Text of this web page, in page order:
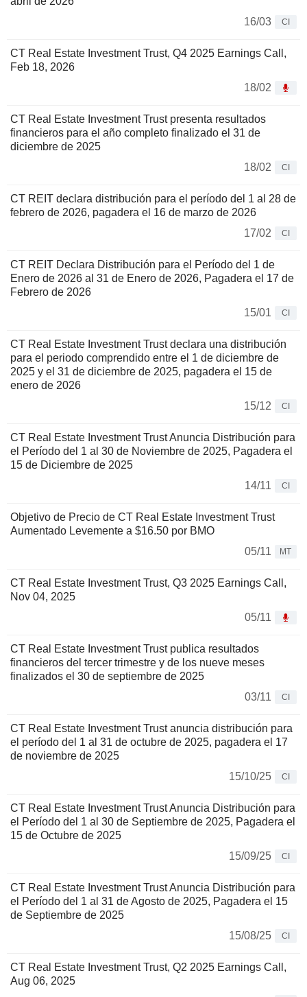
16/03
CI
CT Real Estate Investment Trust, Q4 2025 Earnings Call,
Feb 18, 2026
18/02
CT Real Estate Investment Trust presenta resultados
financieros para el año completo finalizado el 31 de
diciembre de 2025
18/02
CI
CT REIT declara distribución para el período del 1 al 28 de
febrero de 2026, pagadera el 16 de marzo de 2026
17/02
CI
CT REIT Declara Distribución para el Período del 1 de
Enero de 2026 al 31 de Enero de 2026, Pagadera el 17 de
Febrero de 2026
15/01
CI
CT Real Estate Investment Trust declara una distribución
para el periodo comprendido entre el 1 de diciembre de
2025 y el 31 de diciembre de 2025, pagadera el 15 de
enero de 2026
15/12
CI
CT Real Estate Investment Trust Anuncia Distribución para
el Período del 1 al 30 de Noviembre de 2025, Pagadera el
15 de Diciembre de 2025
14/11
CI
Objetivo de Precio de CT Real Estate Investment Trust
Aumentado Levemente a $16.50 por BMO
05/11
MT
CT Real Estate Investment Trust, Q3 2025 Earnings Call,
Nov 04, 2025
05/11
CT Real Estate Investment Trust publica resultados
financieros del tercer trimestre y de los nueve meses
finalizados el 30 de septiembre de 2025
03/11
CI
CT Real Estate Investment Trust anuncia distribución para
el período del 1 al 31 de octubre de 2025, pagadera el 17
de noviembre de 2025
15/10/25
CI
CT Real Estate Investment Trust Anuncia Distribución para
el Período del 1 al 30 de Septiembre de 2025, Pagadera el
15 de Octubre de 2025
15/09/25
CI
CT Real Estate Investment Trust Anuncia Distribución para
el Período del 1 al 31 de Agosto de 2025, Pagadera el 15
de Septiembre de 2025
15/08/25
CI
CT Real Estate Investment Trust, Q2 2025 Earnings Call,
Aug 06, 2025